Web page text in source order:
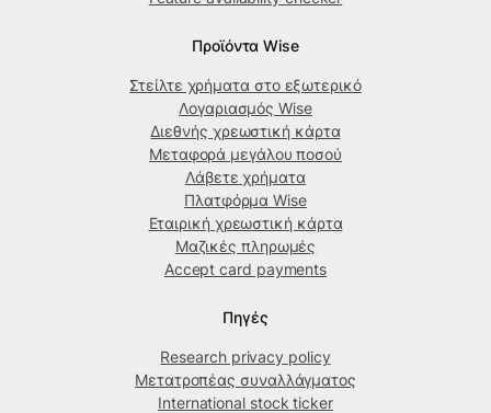
Προϊόντα Wise
Στείλτε χρήματα στο εξωτερικό
Λογαριασμός Wise
Διεθνής χρεωστική κάρτα
Μεταφορά μεγάλου ποσού
Λάβετε χρήματα
Πλατφόρμα Wise
Εταιρική χρεωστική κάρτα
Μαζικές πληρωμές
Accept card payments
Πηγές
Research privacy policy
Μετατροπέας συναλλάγματος
International stock ticker